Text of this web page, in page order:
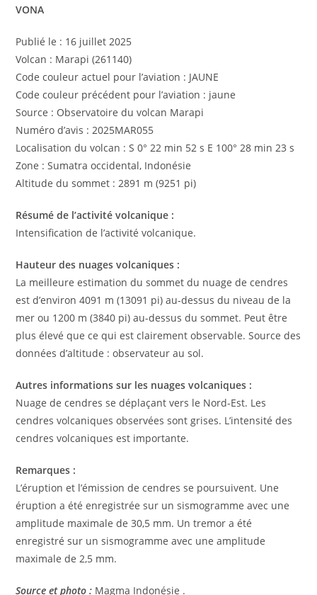
VONA
Publié le : 16 juillet 2025
Volcan : Marapi (261140)
Code couleur actuel pour l’aviation : JAUNE
Code couleur précédent pour l’aviation : jaune
Source : Observatoire du volcan Marapi
Numéro d’avis : 2025MAR055
Localisation du volcan : S 0° 22 min 52 s E 100° 28 min 23 s
Zone : Sumatra occidental, Indonésie
Altitude du sommet : 2891 m (9251 pi)
Résumé de l’activité volcanique :
Intensification de l’activité volcanique.
Hauteur des nuages volcaniques :
La meilleure estimation du sommet du nuage de cendres
est d’environ 4091 m (13091 pi) au-dessus du niveau de la
mer ou 1200 m (3840 pi) au-dessus du sommet. Peut être
plus élevé que ce qui est clairement observable. Source des
données d’altitude : observateur au sol.
Autres informations sur les nuages volcaniques :
Nuage de cendres se déplaçant vers le Nord-Est. Les
cendres volcaniques observées sont grises. L’intensité des
cendres volcaniques est importante.
Remarques :
L’éruption et l’émission de cendres se poursuivent. Une
éruption a été enregistrée sur un sismogramme avec une
amplitude maximale de 30,5 mm. Un tremor a été
enregistré sur un sismogramme avec une amplitude
maximale de 2,5 mm.
Source et photo : Magma Indonésie .